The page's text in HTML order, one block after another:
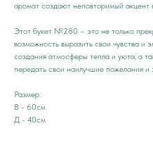
аромат создают неповторимый акцент
Этот букет №280 – это не только
возможность выразить свои чувства и
создания атмосферы тепла и уюта, а
передать свои наилучшие пожелания и
Размер:
В - 60см
Д - 40см